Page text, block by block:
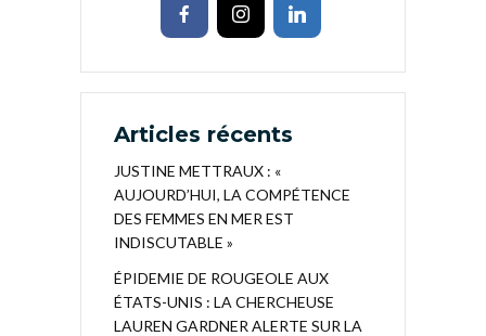
Articles récents
JUSTINE METTRAUX : «
AUJOURD’HUI, LA COMPÉTENCE
DES FEMMES EN MER EST
INDISCUTABLE »
ÉPIDEMIE DE ROUGEOLE AUX
ÉTATS-UNIS : LA CHERCHEUSE
LAUREN GARDNER ALERTE SUR LA